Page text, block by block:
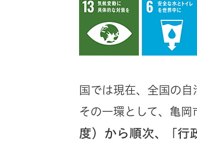
国では現在、全国の自
その一環として、亀岡
度）から順次、「 行